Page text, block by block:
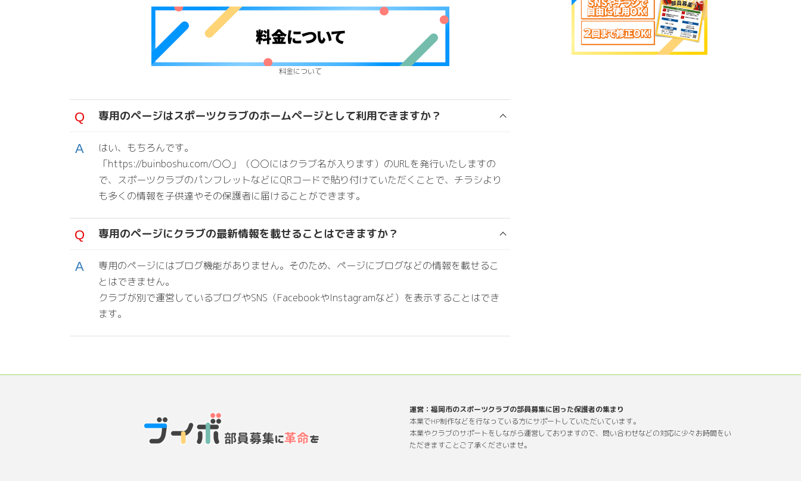
料金について
専用のページはスポーツクラブのホームページとして利用できますか？
はい、もちろんです。
「https://buinboshu.com/〇〇」（〇〇にはクラブ名が入ります）のURLを発行いたしますの
で、スポーツクラブのパンフレットなどにQRコードで貼り付けていただくことで、チラシより
も多くの情報を子供達やその保護者に届けることができます。
専用のページにクラブの最新情報を載せることはできますか？
専用のページにはブログ機能がありません。そのため、ページにブログなどの情報を載せるこ
とはできません。
クラブが別で運営しているブログやSNS（FacebookやInstagramなど）を表示することはでき
ます。
運営：福岡市のスポーツクラブの部員募集に困った保護者の集まり
本業でHP制作などを行なっている方にサポートしていただいています。
本業やクラブのサポートをしながら運営しておりますので、問い合わせなどの対応に少々お時間をい
ただきますことご了承くださいませ。